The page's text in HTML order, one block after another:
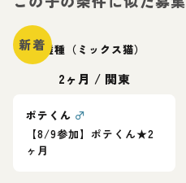
新着雑種（ミックス猫）
2ヶ月 / 関東
ポテくん ♂
【8/9参加】ポテくん★2
ヶ月